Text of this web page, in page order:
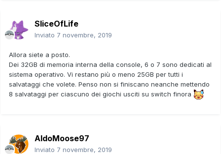
SliceOfLife
Inviato 7 novembre, 2019
Allora siete a posto.
Dei 32GB di memoria interna della console, 6 o 7 sono dedicati al
sistema operativo. Vi restano più o meno 25GB per tutti i
salvataggi che volete. Penso non si finiscano neanche mettendo
8 salvataggi per ciascuno dei giochi usciti su switch finora
AldoMoose97
Inviato 7 novembre, 2019